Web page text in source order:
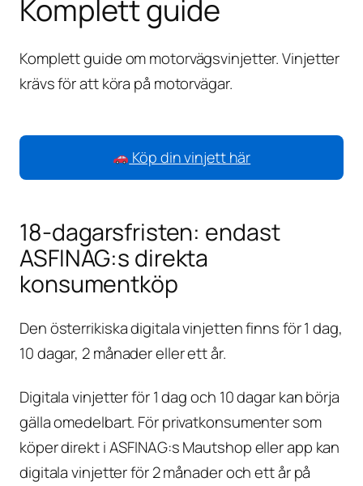
Komplett guide
Komplett guide om motorvägsvinjetter. Vinjetter
krävs för att köra på motorvägar.
Köp din vinjett här
18-dagarsfristen: endast
ASFINAG:s direkta
konsumentköp
Den österrikiska digitala vinjetten finns för 1 dag,
10 dagar, 2 månader eller ett år.
Digitala vinjetter för 1 dag och 10 dagar kan börja
gälla omedelbart. För privatkonsumenter som
köper direkt i ASFINAG:s Mautshop eller app kan
digitala vinjetter för 2 månader och ett år på